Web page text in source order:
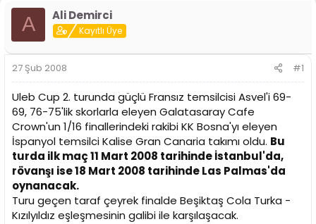
u
y
B
a
ş
l
a
a
n
a
n
ı
t
a
r
i
h
i
A Ali Demirci
Kayıtlı Üye
27 Şub 2008 #1
Uleb Cup 2. turunda güçlü Fransız temsilcisi Asvel'i 69-
69, 76-75'lik skorlarla eleyen Galatasaray Cafe
Crown'un 1/16 finallerindeki rakibi KK Bosna'yı eleyen
İspanyol temsilci Kalise Gran Canaria takımı oldu. Bu
turda ilk maç 11 Mart 2008 tarihinde İstanbul'da,
rövanşı ise 18 Mart 2008 tarihinde Las Palmas'da
oynanacak.
Turu geçen taraf çeyrek finalde Beşiktaş Cola Turka -
Kızılyıldız eşleşmesinin galibi ile karşılaşacak.